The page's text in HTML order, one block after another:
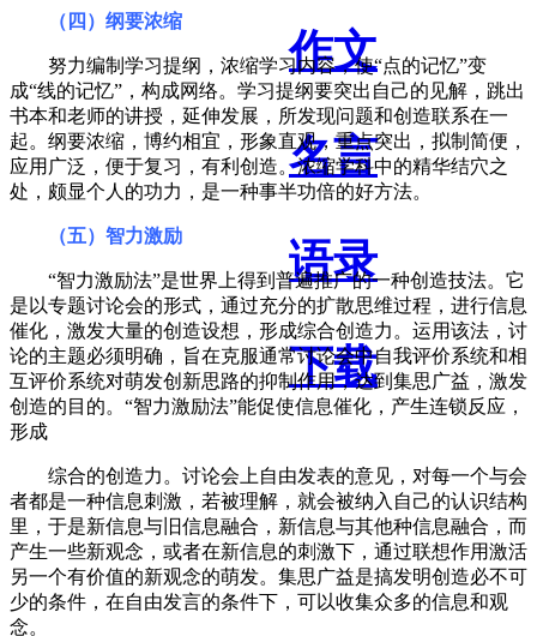
作文
名言
语录
下载
（四）纲要浓缩
努力编制学习提纲，浓缩学习内容，使“点的记忆”变
成“线的记忆”，构成网络。学习提纲要突出自己的见解，跳出
书本和老师的讲授，延伸发展，所发现问题和创造联系在一
起。纲要浓缩，博约相宜，形象直观，重点突出，拟制简便，
应用广泛，便于复习，有利创造。浓缩学科中的精华结穴之
处，颇显个人的功力，是一种事半功倍的好方法。
（五）智力激励
“智力激励法”是世界上得到普遍推广的一种创造技法。它
是以专题讨论会的形式，通过充分的扩散思维过程，进行信息
催化，激发大量的创造设想，形成综合创造力。运用该法，讨
论的主题必须明确，旨在克服通常讨论会中自我评价系统和相
互评价系统对萌发创新思路的抑制作用，达到集思广益，激发
创造的目的。“智力激励法”能促使信息催化，产生连锁反应，
形成
综合的创造力。讨论会上自由发表的意见，对每一个与会
者都是一种信息刺激，若被理解，就会被纳入自己的认识结构
里，于是新信息与旧信息融合，新信息与其他种信息融合，而
产生一些新观念，或者在新信息的刺激下，通过联想作用激活
另一个有价值的新观念的萌发。集思广益是搞发明创造必不可
少的条件，在自由发言的条件下，可以收集众多的信息和观
念。